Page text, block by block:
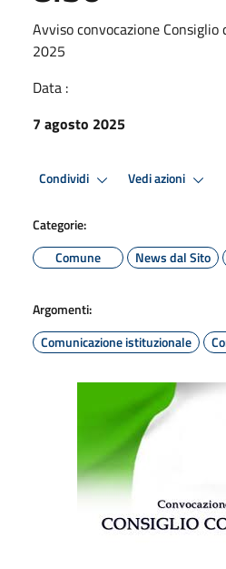
Avviso convocazione
2025
Data :
7 agosto 2025
Condividi Vedi azioni
Categorie:
Comune
News dal Sito
Argomenti:
Comunicazione istituzionale